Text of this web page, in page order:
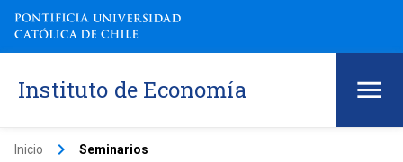
Instituto de Economía
Inicio keyboard_arrow_right Seminarios